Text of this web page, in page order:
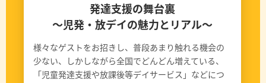
発達支援の舞台裏
〜児発・放デイの魅力とリアル〜
様々なゲストをお招きし、普段あまり触れる機会の
少ない、しかしながら全国でどんどん増えている、
「児童発達支援や放課後等デイサービス」などにつ